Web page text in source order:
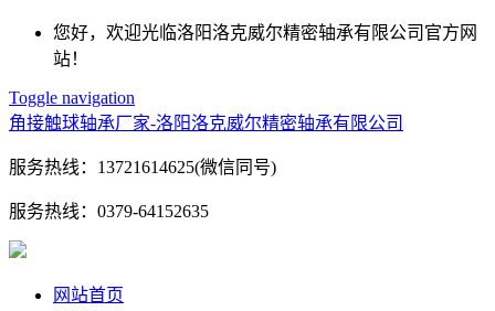
您好，欢迎光临洛阳洛克威尔精密轴承有限公司官方网
站！
Toggle navigation
角接触球轴承厂家-洛阳洛克威尔精密轴承有限公司
服务热线： 13721614625(微信同号)
服务热线： 0379-64152635
网站首页